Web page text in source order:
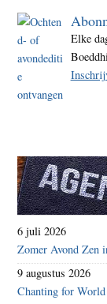
Elke
6 juli 2026
Zomer Avond Zen
9 augustus 2026
Chanting for World